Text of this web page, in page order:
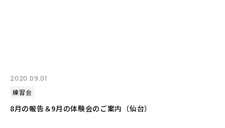
2020.09.01
練習会
8月の報告＆9月の体験会のご案内（仙台）